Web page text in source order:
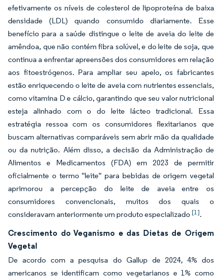
efetivamente os níveis de colesterol de lipoproteína de baixa
densidade (LDL) quando consumido diariamente. Esse
benefício para a saúde distingue o leite de aveia do leite de
amêndoa, que não contém fibra solúvel, e do leite de soja, que
continua a enfrentar apreensões dos consumidores em relação
aos fitoestrógenos. Para ampliar seu apelo, os fabricantes
estão enriquecendo o leite de aveia com nutrientes essenciais,
como vitamina D e cálcio, garantindo que seu valor nutricional
esteja alinhado com o do leite lácteo tradicional. Essa
estratégia ressoa com os consumidores flexitarianos que
buscam alternativas comparáveis sem abrir mão da qualidade
ou da nutrição. Além disso, a decisão da Administração de
Alimentos e Medicamentos (FDA) em 2023 de permitir
oficialmente o termo "leite" para bebidas de origem vegetal
aprimorou a percepção do leite de aveia entre os
consumidores convencionais, muitos dos quais o
consideravam anteriormente um produto especializado [1].
Crescimento do Veganismo e das Dietas de Origem
Vegetal
De acordo com a pesquisa do Gallup de 2024, 4% dos
americanos se identificam como vegetarianos e 1% como